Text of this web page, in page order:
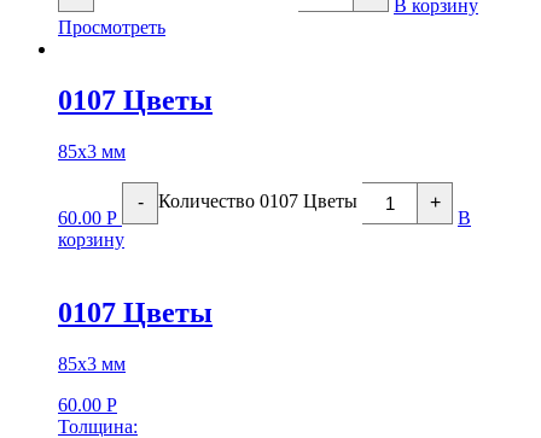
В корзину
Просмотреть
0107 Цветы
85х3 мм
60.00 Р
- Количество 0107 Цветы +
В
корзину
0107 Цветы
85х3 мм
60.00 Р
Толщина: